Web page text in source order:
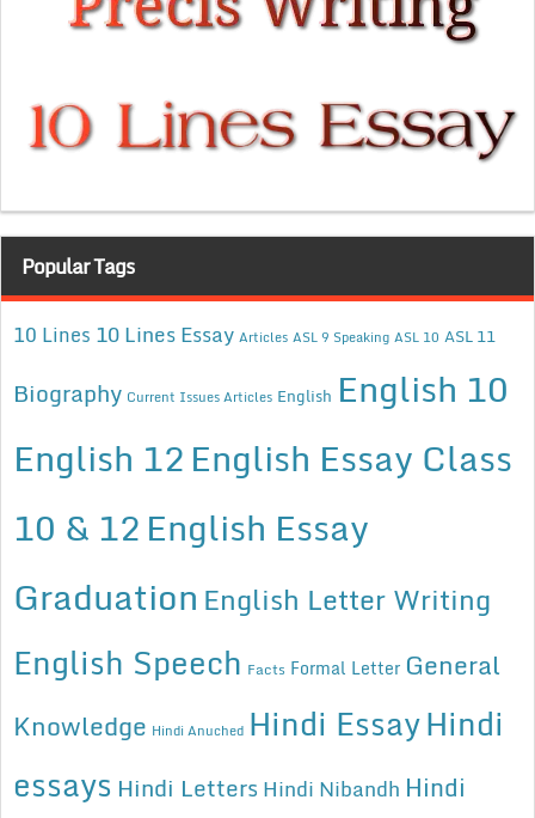
Popular Tags
10 Lines 10 Lines Essay Articles ASL 9 Speaking ASL 10 ASL 11
Biography Current Issues Articles English English 10
English 12English Essay Class
10 & 12English Essay
Graduation English Letter Writing
English Speech Facts Formal Letter General
Knowledge Hindi Anuched Hindi EssayHindi
essays Hindi Letters Hindi Nibandh Hindi